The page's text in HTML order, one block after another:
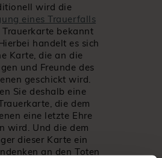
wird die
eines Trauerfalls
Trauerkarte bekannt
handelt es sich
Karte, die an die
und Freunde des
geschickt wird.
Sie deshalb eine
die dem
eine letzte Ehre
wird. Und die dem
dieser Karte ein
an den Toten